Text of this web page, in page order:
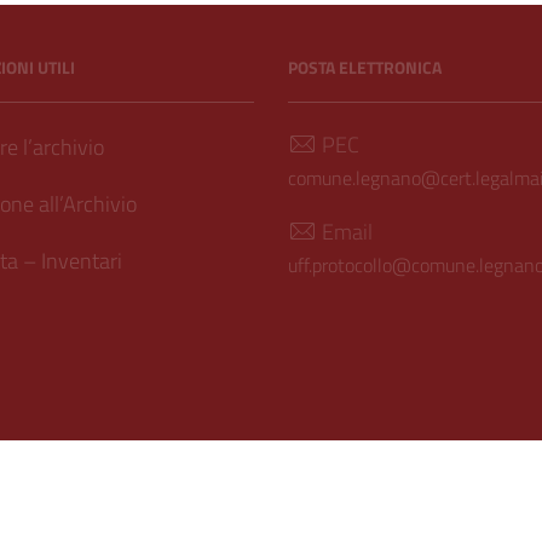
UTILI
l’archivio
all’Archivio
– Inventari
POSTA ELETTRONICA
PEC
Email